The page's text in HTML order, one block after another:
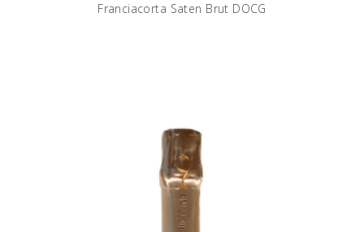
Franciacorta Saten Brut DOCG